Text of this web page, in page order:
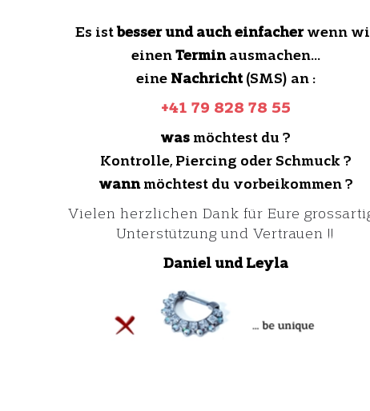
Es istbesser und auch einfacherwenn
einenTerminausmachen…
eine Nachricht(SMS) an :
+41 79 828 78 55
was möchtest du ?
Kontrolle, Piercing oder Schmuck ?
wannmöchtest du vorbeikommen ?
Vielen herzlichen Dank für Eure
Unterstützung und Vertrauen !!
Danielund Leyla